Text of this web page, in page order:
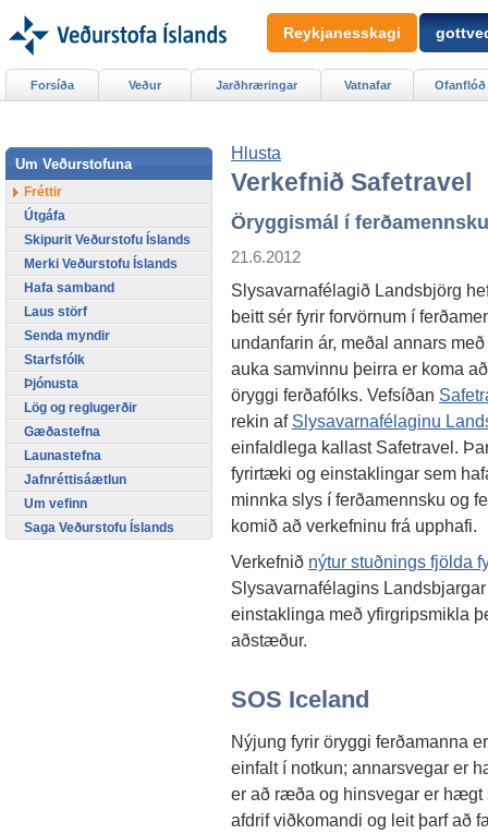
Hlusta
Verkefnið Safetravel
Öryggismál í ferðamennsku
21.6.2012
Slysavarnafélagið Landsbjörg
beitt sér fyrir forvörnum í
undanfarin ár, meðal annars
auka samvinnu þeirra er koma að
öryggi ferðafólks. Vefsíðan
rekin af Slysavarnafélaginu
einfaldlega kallast Safetravel.
fyrirtæki og einstaklingar sem
minnka slys í ferðamennsku og
komið að verkefninu frá upphafi.
Verkefnið nýtur stuðnings fjölda
Slysavarnafélagins
einstaklinga með yfirgripsmikla
aðstæður.
SOS Iceland
Nýjung fyrir öryggi ferðamanna
einfalt í notkun; annarsvegar er
er að ræða og hinsvegar er
afdrif viðkomandi og leit þarf að
Forsíða Veður Jarðhræringar Vatnafar Ofanflóð
Um Veðurstofuna
Fréttir
Útgáfa
Skipurit Veðurstofu Íslands
Merki Veðurstofu Íslands
Hafa samband
Laus störf
Senda myndir
Starfsfólk
Þjónusta
Lög og reglugerðir
Gæðastefna
Launastefna
Jafnréttisáætlun
Um vefinn
Saga Veðurstofu Íslands
Reykjanesskagi